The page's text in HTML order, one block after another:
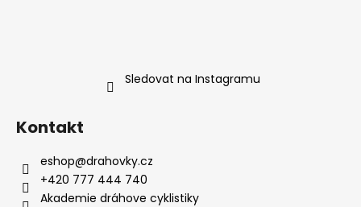
Sledovat na Instagramu
Kontakt
eshop@drahovky.cz
+420 777 444 740
Akademie dráhove cyklistiky